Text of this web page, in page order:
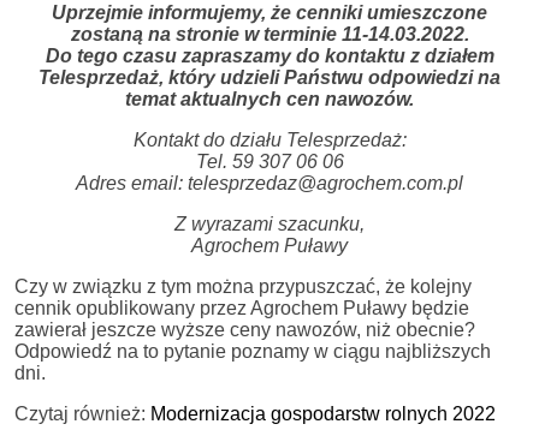
Uprzejmie informujemy, że cenniki umieszczone
zostaną na stronie w terminie 11-14.03.2022.
Do tego czasu zapraszamy do kontaktu z działem
Telesprzedaż, który udzieli Państwu odpowiedzi na
temat aktualnych cen nawozów.
Kontakt do działu Telesprzedaż:
Tel. 59 307 06 06
Adres email: telesprzedaz@agrochem.com.pl
Z wyrazami szacunku,
Agrochem Puławy
Czy w związku z tym można przypuszczać, że kolejny
cennik opublikowany przez Agrochem Puławy będzie
zawierał jeszcze wyższe ceny nawozów, niż obecnie?
Odpowiedź na to pytanie poznamy w ciągu najbliższych
dni.
Czytaj również: Modernizacja gospodarstw rolnych 2022